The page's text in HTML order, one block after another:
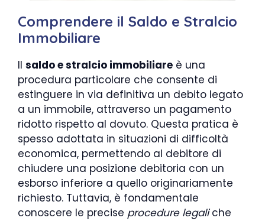
Comprendere il Saldo e Stralcio
Immobiliare
Il saldo e stralcio immobiliare è una
procedura particolare che consente di
estinguere in via definitiva un debito legato
a un immobile, attraverso un pagamento
ridotto rispetto al dovuto. Questa pratica è
spesso adottata in situazioni di difficoltà
economica, permettendo al debitore di
chiudere una posizione debitoria con un
esborso inferiore a quello originariamente
richiesto. Tuttavia, è fondamentale
conoscere le precise procedure legaliche